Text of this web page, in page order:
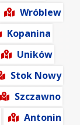
Wróblew
Kopanina
Uników
Stok Nowy
Szczawno
Antonin